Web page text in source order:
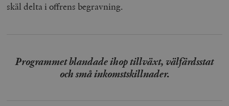
skäl delta i offrens begravning.
Programmet blandade ihop tillväxt, välfärdsstat
och små inkomstskillnader.